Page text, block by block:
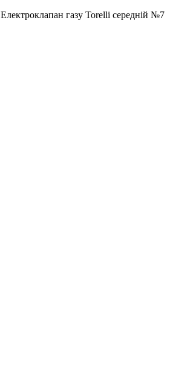
Електроклапан газу Torelli середній №7